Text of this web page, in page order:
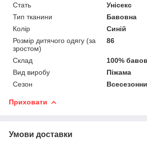
Стать
Унісекс
Тип тканини
Бавовна
Колір
Синій
Розмір дитячого одягу (за
зростом)
86
Склад
100%
Вид виробу
Піжама
Сезон
Приховати
Умови доставки